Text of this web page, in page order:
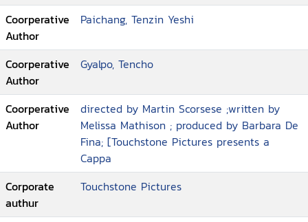
Coorperative
Author
Paichang, Tenzin Yeshi
Coorperative
Author
Gyalpo, Tencho
Coorperative
Author
directed by Martin Scorsese ;written by
Melissa Mathison ; produced by Barbara De
Fina; [Touchstone Pictures presents a
Cappa
Corporate
authur
Touchstone Pictures